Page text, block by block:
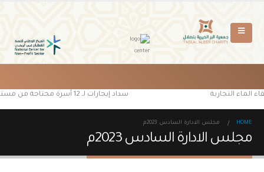
سداد إيجارات لـ 12 أسرة محتاجة من مستفيدي جمعية البر الخيرية بتصلال الماء التجارية
HOME مجلس الادارة السادس 2023م
مجلس الادارة السادس 2023م